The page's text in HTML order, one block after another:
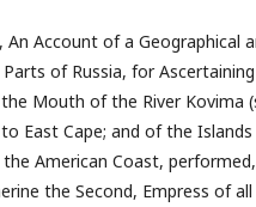
An Account of a Geographical
of Russia, for
Mouth of the River Kovima
East Cape; and of the
American Coast,
the Second, Empress of